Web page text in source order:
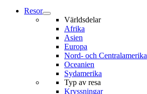
Resor
Världsdelar
Afrika
Asien
Europa
Nord- och Centralamerika
Oceanien
Sydamerika
Typ av resa
Kryssningar